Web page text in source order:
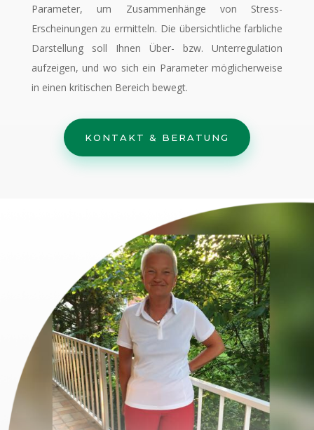
Parameter, um Zusammenhänge von Stress-
Erscheinungen zu ermitteln. Die übersichtliche farbliche
Darstellung soll Ihnen Über- bzw. Unterregulation
aufzeigen, und wo sich ein Parameter möglicherweise
in einen kritischen Bereich bewegt.
KONTAKT & BERATUNG